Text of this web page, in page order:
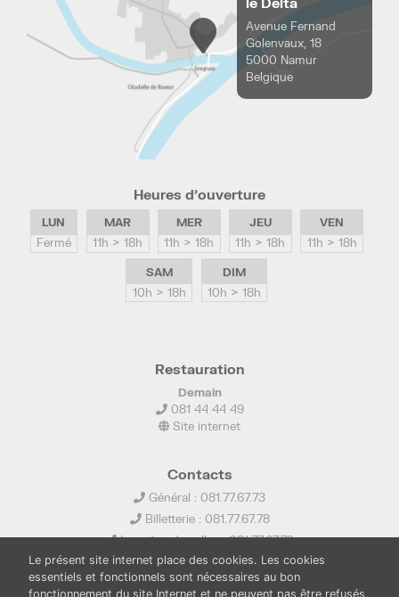
Avenue Fernand
Golenvaux, 18
5000 Namur
Belgique
Heures d’ouverture
LUN
Fermé
MAR
11h > 18h
MER
11h > 18h
JEU
11h > 18h
VEN
11h > 18h
SAM
10h > 18h
DIM
10h > 18h
Restauration
Demain
081 44 44 49
Site internet
Contacts
Général : 081.77.67.73
Billetterie : 081.77.67.78
Location de salles : 081.77.67.79
info@ledelta.be
Le présent site internet place des cookies. Les cookies
essentiels et fonctionnels sont nécessaires au bon
fonctionnement du site Internet et ne peuvent pas être refusés.